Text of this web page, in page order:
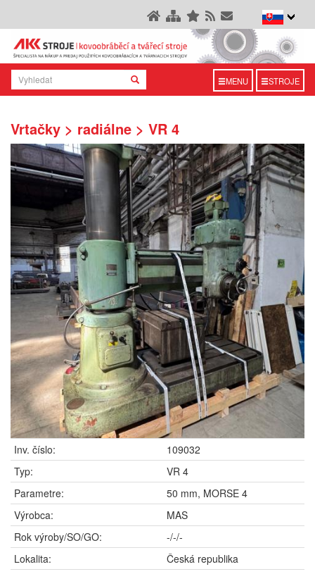
MENU STROJE
Vrtačky > radiálne > VR 4
Inv. číslo:
109032
Typ:
VR 4
Parametre:
50 mm, MORSE 4
Výrobca:
MAS
Rok výroby/SO/GO:
-/-/-
Lokalita:
Česká republika